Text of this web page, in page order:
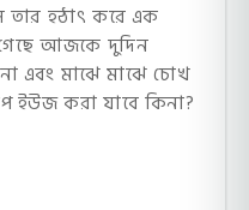
তার হঠাৎ করে এক
আজকে দুদিন
এবং মাঝে মাঝে চোখ
ইউজ করা যাবে কিনা?